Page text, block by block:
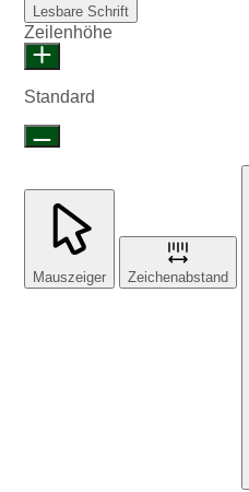
Lesbare Schrift
Zeilenhöhe
Standard
Mauszeiger Zeichenabstand